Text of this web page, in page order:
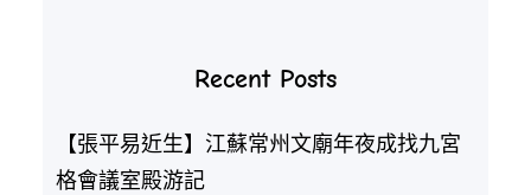
Recent Posts
【張平易近生】江蘇常州文廟年夜成找九宮
格會議室殿游記